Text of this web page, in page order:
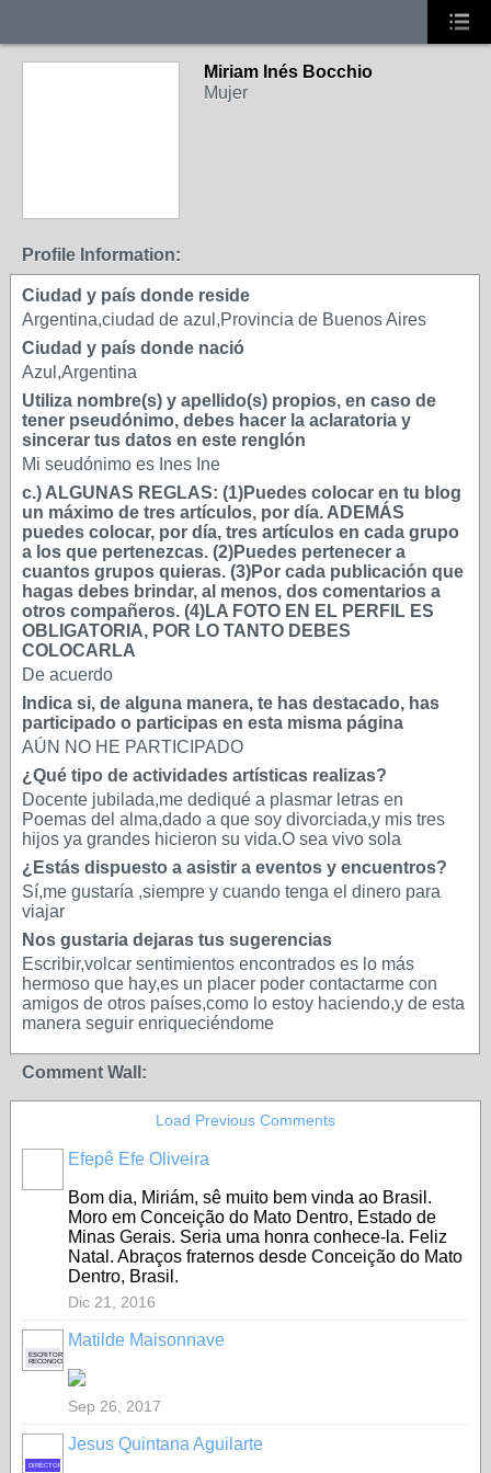
Miriam Inés Bocchio
Mujer
Profile Information:
Ciudad y país donde reside
Argentina,ciudad de azul,Provincia de Buenos Aires
Ciudad y país donde nació
Azul,Argentina
Utiliza nombre(s) y apellido(s) propios, en caso de
tener pseudónimo, debes hacer la aclaratoria y
sincerar tus datos en este renglón
Mi seudónimo es Ines Ine
c.) ALGUNAS REGLAS: (1)Puedes colocar en tu blog
un máximo de tres artículos, por día. ADEMÁS
puedes colocar, por día, tres artículos en cada grupo
a los que pertenezcas. (2)Puedes pertenecer a
cuantos grupos quieras. (3)Por cada publicación que
hagas debes brindar, al menos, dos comentarios a
otros compañeros. (4)LA FOTO EN EL PERFIL ES
OBLIGATORIA, POR LO TANTO DEBES
COLOCARLA
De acuerdo
Indica si, de alguna manera, te has destacado, has
participado o participas en esta misma página
AÚN NO HE PARTICIPADO
¿Qué tipo de actividades artísticas realizas?
Docente jubilada,me dediqué a plasmar letras en
Poemas del alma,dado a que soy divorciada,y mis tres
hijos ya grandes hicieron su vida.O sea vivo sola
¿Estás dispuesto a asistir a eventos y encuentros?
Sí,me gustaría ,siempre y cuando tenga el dinero para
viajar
Nos gustaria dejaras tus sugerencias
Escribir,volcar sentimientos encontrados es lo más
hermoso que hay,es un placer poder contactarme con
amigos de otros países,como lo estoy haciendo,y de esta
manera seguir enriqueciéndome
Comment Wall:
Load Previous Comments
Efepê Efe Oliveira
Bom dia, Miriám, sê muito bem vinda ao Brasil.
Moro em Conceição do Mato Dentro, Estado de
Minas Gerais. Seria uma honra conhece-la. Feliz
Natal. Abraços fraternos desde Conceição do Mato
Dentro, Brasil.
Dic 21, 2016
ESCRITOR
RECONOCIDO
Matilde Maisonnave
Sep 26, 2017
DIRECTOR
Jesus Quintana Aguilarte